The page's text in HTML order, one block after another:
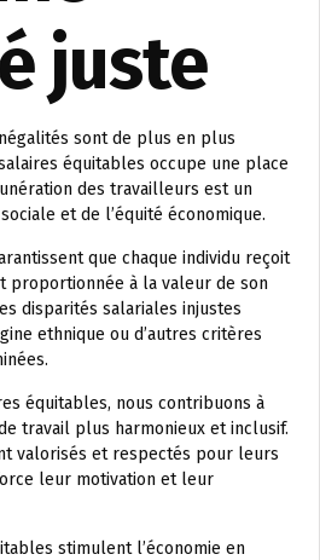
juste
sont de plus en plus
équitables occupe une place
des travailleurs est un
et de l’équité économique.
que chaque individu reçoit
proportionnée à la valeur de son
disparités salariales injustes
ethnique ou d’autres critères
équitables, nous contribuons à
travail plus harmonieux et inclusif.
valorisés et respectés pour leurs
leur motivation et leur
stimulent l’économie en